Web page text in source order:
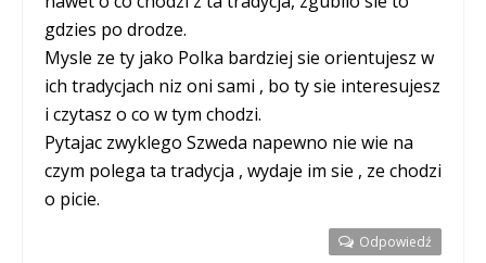
gdzies po drodze.
Mysle ze ty jako Polka bardziej sie orientujesz w
ich tradycjach niz oni sami , bo ty sie interesujesz
i czytasz o co w tym chodzi.
Pytajac zwyklego Szweda napewno nie wie na
czym polega ta tradycja , wydaje im sie , ze chodzi
o picie.
Odpowiedź